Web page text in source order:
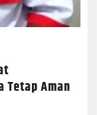
Tetap Aman